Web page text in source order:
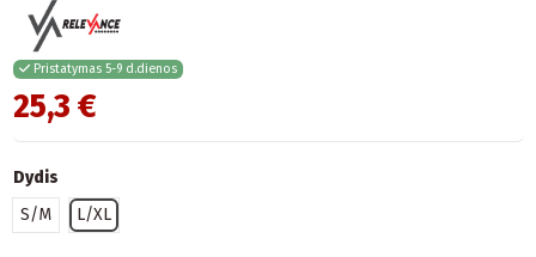
Pristatymas 5-9 d.dienos
25,3 €
Dydis
S/M
L/XL